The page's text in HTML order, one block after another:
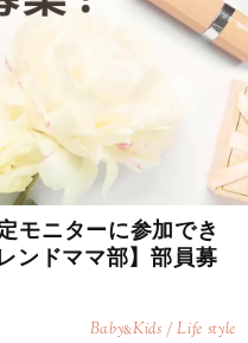
モニターに参加でき
ンドママ部】部員募
Baby&Kids / Life style